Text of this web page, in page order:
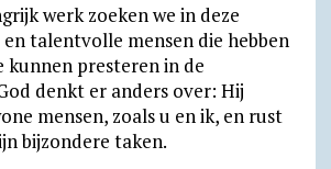
i
n
t
F
r
a
i
l
a
i
l
t
l
o
o
k
i
t
werk zoeken we in deze
talentvolle mensen die hebben
kunnen presteren in de
denkt er anders over: Hij
mensen, zoals u en ik, en rust
bijzondere taken.